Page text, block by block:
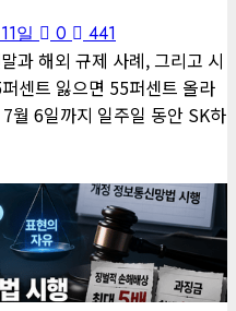
일 0 441
과 해외 규제 사례, 그리고 시
센트 잃으면 55퍼센트 올라
월 6일까지 일주일 동안 SK하